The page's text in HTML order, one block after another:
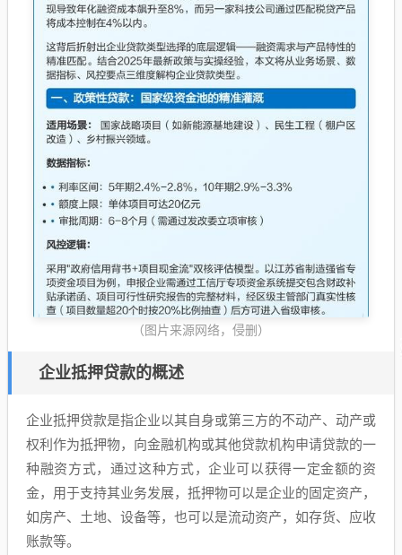
（图片来源网络，侵删）
企业抵押贷款的概述
企业抵押贷款是指企业以其自身或第三方的不动产、动产或
权利作为抵押物，向金融机构或其他贷款机构申请贷款的一
种融资方式，通过这种方式，企业可以获得一定金额的资
金，用于支持其业务发展，抵押物可以是企业的固定资产，
如房产、土地、设备等，也可以是流动资产，如存货、应收
账款等。